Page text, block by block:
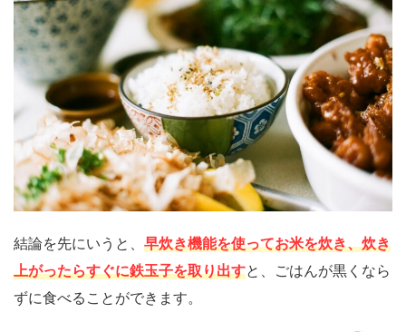
結論を先にいうと、 早炊き機能を使ってお米を炊き、炊き
上がったらすぐに鉄玉子を取り出すと、ごはんが黒くなら
ずに食べることができます。